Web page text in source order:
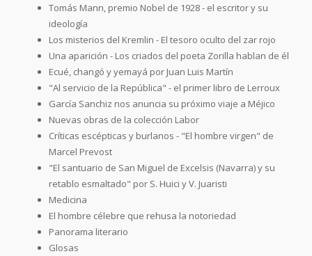
Tomás Mann, premio Nobel de 1928 - el escritor y su
ideología
Los misterios del Kremlin - El tesoro oculto del zar rojo
Una aparición - Los criados del poeta Zorilla hablan de él
Ecué, changó y yemayá por Juan Luis Martín
"Al servicio de la República" - el primer libro de Lerroux
García Sanchiz nos anuncia su próximo viaje a Méjico
Nuevas obras de la colección Labor
Críticas escépticas y burlanos - "El hombre virgen" de
Marcel Prevost
"El santuario de San Miguel de Excelsis (Navarra) y su
retablo esmaltado" por S. Huici y V. Juaristi
Medicina
El hombre célebre que rehusa la notoriedad
Panorama literario
Glosas